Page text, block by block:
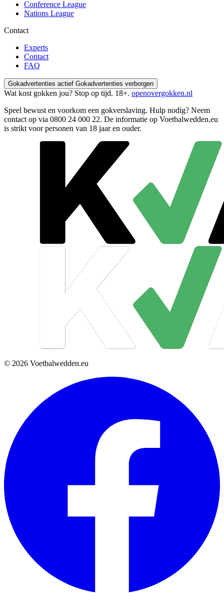
Conference League
Nations League
Contact
Experts
Contact
FAQ
Gokadvertenties actief Gokadvertenties verborgen
Wat kost gokken jou? Stop op tijd. 18+. openovergokken.nl
Speel bewust en voorkom een gokverslaving. Hulp nodig? Neem
contact op via 0800 24 000 22. De informatie op Voetbalwedden.eu
is strikt voor personen van 18 jaar en ouder.
© 2026 Voetbalwedden.eu